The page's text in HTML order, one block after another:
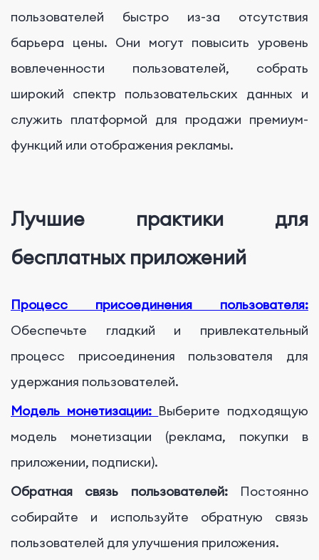
пользователей быстро из-за отсутствия
барьера цены. Они могут повысить уровень
вовлеченности пользователей, собрать
широкий спектр пользовательских данных и
служить платформой для продажи премиум-
функций или отображения рекламы.
Лучшие практики для
бесплатных приложений
Процесс присоединения пользователя:
Обеспечьте гладкий и привлекательный
процесс присоединения пользователя для
удержания пользователей.
Модель монетизации: Выберите подходящую
модель монетизации (реклама, покупки в
приложении, подписки).
Обратная связь пользователей:Постоянно
собирайте и используйте обратную связь
пользователей для улучшения приложения.